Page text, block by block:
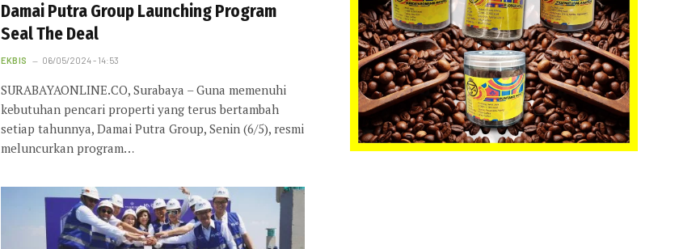
Damai Putra Group Launching Program
Seal The Deal
EKBIS 06/05/2024 - 14:53
SURABAYAONLINE.CO, Surabaya – Guna memenuhi
kebutuhan pencari properti yang terus bertambah
setiap tahunnya, Damai Putra Group, Senin (6/5), resmi
meluncurkan program…